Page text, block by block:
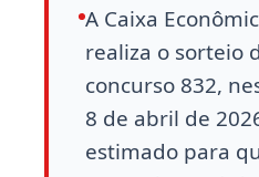
A Caixa
realiza o sorteio
concurso 832,
8 de abril de
estimado para